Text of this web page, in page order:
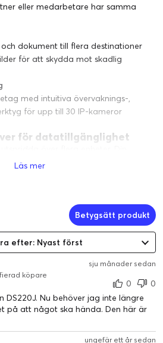
eller medarbetare har samma
dokument till flera destinationer
för att skydda mot skadlig
med intuitiva övervaknings-,
för upp till 30 IP-kameror
för datatillgänglighet
som en plattform för säker och
och hantering.
filer och media från valfri
Drive, eller få åtkomst till data
med hjälp av vanliga
att få åtkomst till din NAS direkt
konfigurera komplexa regler för
organiserade med hjälp av smarta
Photos
som edge-lagring och anpassa den
tack vare
Läs mer
Betygsätt produkt
efter: Nyast först
sju månader sedan
köpare
0
0
Nu behöver jag inte längre
på att något ska hända. Den här är
ungefär ett år sedan